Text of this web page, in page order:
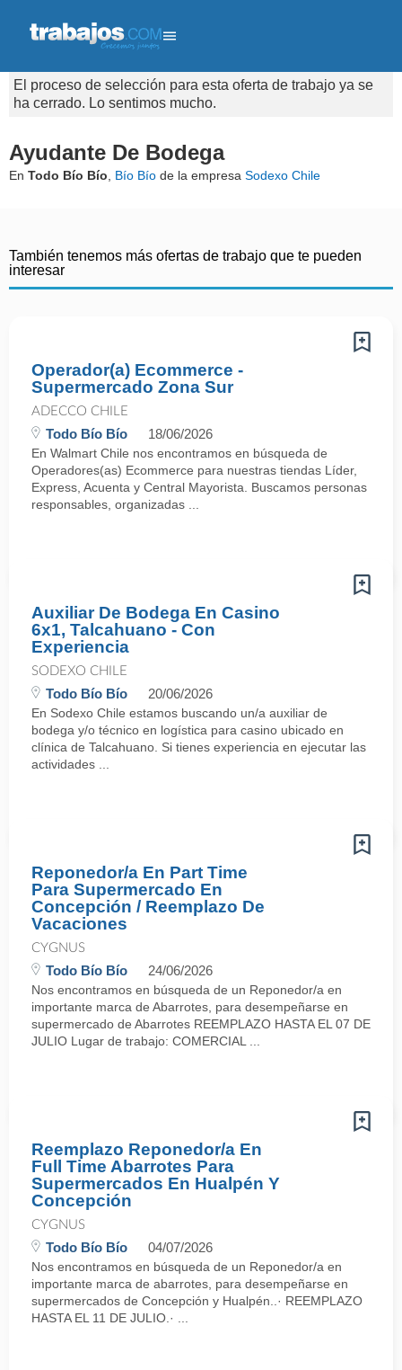
El proceso de selección para esta oferta de trabajo ya se
ha cerrado. Lo sentimos mucho.
Ayudante De Bodega
En Todo Bío Bío Bío Bío de la empresa Sodexo Chile
También tenemos más ofertas de trabajo que te pueden
interesar
Operador(a) Ecommerce -
Supermercado Zona Sur
ADECCO CHILE
Todo Bío Bío 18/06/2026
En Walmart Chile nos encontramos en búsqueda de
Operadores(as) Ecommerce para nuestras tiendas Líder,
Express, Acuenta y Central Mayorista. Buscamos personas
responsables, organizadas ...
Auxiliar De Bodega En Casino
6x1, Talcahuano - Con
Experiencia
SODEXO CHILE
Todo Bío Bío 20/06/2026
En Sodexo Chile estamos buscando un/a auxiliar de
bodega y/o técnico en logística para casino ubicado en
clínica de Talcahuano. Si tienes experiencia en ejecutar las
actividades ...
Reponedor/a En Part Time
Para Supermercado En
Concepción / Reemplazo De
Vacaciones
CYGNUS
Todo Bío Bío 24/06/2026
Nos encontramos en búsqueda de un Reponedor/a en
importante marca de Abarrotes, para desempeñarse en
supermercado de Abarrotes REEMPLAZO HASTA EL 07 DE
JULIO Lugar de trabajo: COMERCIAL ...
Reemplazo Reponedor/a En
Full Time Abarrotes Para
Supermercados En Hualpén Y
Concepción
CYGNUS
Todo Bío Bío 04/07/2026
Nos encontramos en búsqueda de un Reponedor/a en
importante marca de abarrotes, para desempeñarse en
supermercados de Concepción y Hualpén..· REEMPLAZO
HASTA EL 11 DE JULIO.· ...